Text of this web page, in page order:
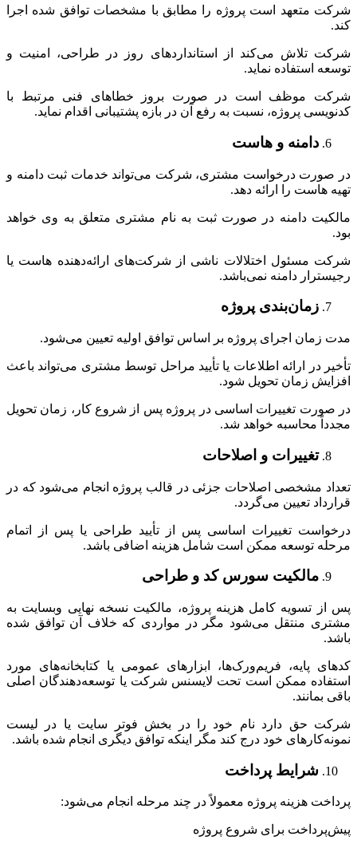
شرکت متعهد است پروژه را مطابق با مشخصات توافق شده اجرا
کند.
شرکت تلاش می‌کند از استانداردهای روز در طراحی، امنیت و
توسعه استفاده نماید.
شرکت موظف است در صورت بروز خطاهای فنی مرتبط با
کدنویسی پروژه، نسبت به رفع آن در بازه پشتیبانی اقدام نماید.
دامنه و هاست
در صورت درخواست مشتری، شرکت می‌تواند خدمات ثبت دامنه و
تهیه هاست را ارائه دهد.
مالکیت دامنه در صورت ثبت به نام مشتری متعلق به وی خواهد
بود.
شرکت مسئول اختلالات ناشی از شرکت‌های ارائه‌دهنده هاست یا
رجیسترار دامنه نمی‌باشد.
زمان‌بندی پروژه
مدت زمان اجرای پروژه بر اساس توافق اولیه تعیین می‌شود.
تأخیر در ارائه اطلاعات یا تأیید مراحل توسط مشتری می‌تواند باعث
افزایش زمان تحویل شود.
در صورت تغییرات اساسی در پروژه پس از شروع کار، زمان تحویل
مجدداً محاسبه خواهد شد.
تغییرات و اصلاحات
تعداد مشخصی اصلاحات جزئی در قالب پروژه انجام می‌شود که در
قرارداد تعیین می‌گردد.
درخواست تغییرات اساسی پس از تأیید طراحی یا پس از اتمام
مرحله توسعه ممکن است شامل هزینه اضافی باشد.
مالکیت سورس کد و طراحی
پس از تسویه کامل هزینه پروژه، مالکیت نسخه نهایی وبسایت به
مشتری منتقل می‌شود مگر در مواردی که خلاف آن توافق شده
باشد.
کدهای پایه، فریم‌ورک‌ها، ابزارهای عمومی یا کتابخانه‌های مورد
استفاده ممکن است تحت لایسنس شرکت یا توسعه‌دهندگان اصلی
باقی بمانند.
شرکت حق دارد نام خود را در بخش فوتر سایت یا در لیست
نمونه‌کارهای خود درج کند مگر اینکه توافق دیگری انجام شده باشد.
شرایط پرداخت
پرداخت هزینه پروژه معمولاً در چند مرحله انجام می‌شود:
پیش‌پرداخت برای شروع پروژه